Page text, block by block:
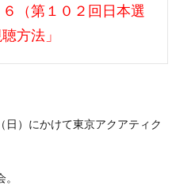
（第１０２回日本選
方法」
日）にかけて東京アクアティク